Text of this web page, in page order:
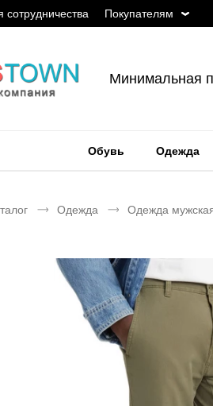
сотрудничества Покупателям
Минимальная
Обувь Одежда
Одежда Одежда